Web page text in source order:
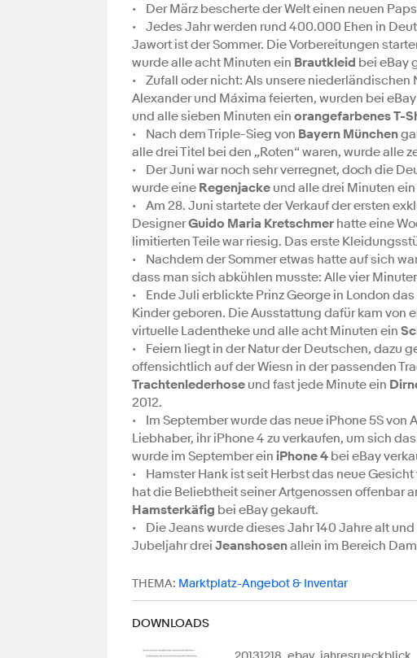
• Der März bescherte der Welt einen neuen
• Jedes Jahr werden rund 400.000 Ehen in
Jawort ist der Sommer. Die Vorbereitungen
wurde alle acht Minuten ein Brautkleid bei eBay
• Zufall oder nicht: Als unsere
Alexander und Máxima feierten, wurden bei
und alle sieben Minuten ein orangefarbenes T-
• Nach dem Triple-Sieg von Bayern München
alle drei Titel bei den „Roten“ waren, wurde alle
• Der Juni war noch sehr verregnet, doch die
wurde eine Regenjacke und alle drei Minuten
• Am 28. Juni startete der Verkauf der ersten
DesignerGuido Maria Kretschmer hatte eine
limitierten Teile war riesig. Das erste
• Nachdem der Sommer etwas hatte auf sich
dass man sich abkühlen musste: Alle vier
• Ende Juli erblickte Prinz George in London
Kinder geboren. Die Ausstattung dafür kam von
virtuelle Ladentheke und alle acht Minuten ein
• Feiern liegt in der Natur der Deutschen, dazu
offensichtlich auf der Wiesn in der passenden
Trachtenlederhose und fast jede Minute ein
2012.
• Im September wurde das neue iPhone 5S
Liebhaber, ihr iPhone 4 zu verkaufen, um sich
wurde im September ein iPhone 4 bei eBay
• Hamster Hank ist seit Herbst das neue
hat die Beliebtheit seiner Artgenossen offenbar
Hamsterkäfig bei eBay gekauft.
• Die Jeans wurde dieses Jahr 140 Jahre alt
Jubeljahr drei Jeanshosenallein im Bereich
THEMA: Marktplatz-Angebot & Inventar
DOWNLOADS